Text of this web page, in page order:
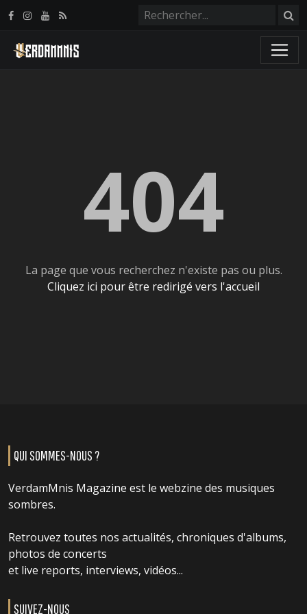
404
La page que vous recherchez n'existe pas ou plus.
Cliquez ici pour être redirigé vers l'accueil
QUI SOMMES-NOUS ?
VerdamMnis Magazine est le webzine des musiques
sombres.
Retrouvez toutes nos actualités, chroniques d'albums,
photos de concerts
et live reports, interviews, vidéos...
SUIVEZ-NOUS
Panneau de gestion des cookies